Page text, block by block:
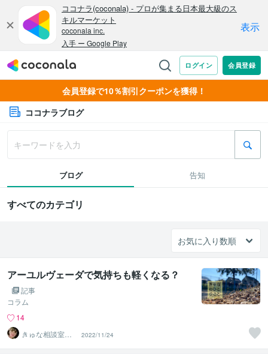
会員登録で10％割引クーポンを獲得！
ココナラブログ
ブログ 告知
すべてのカテゴリ
アーユルヴェーダで気持ちも軽くなる？
記事
コラム
14
きゅな相談室＠
精神看護ふわっ
と♡
2022/11/24